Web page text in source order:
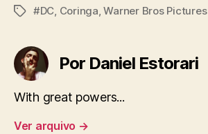
Tags#DC, Coringa,Warner Bros Pictures
Por Daniel Estorari
With great powers...
Ver arquivo →